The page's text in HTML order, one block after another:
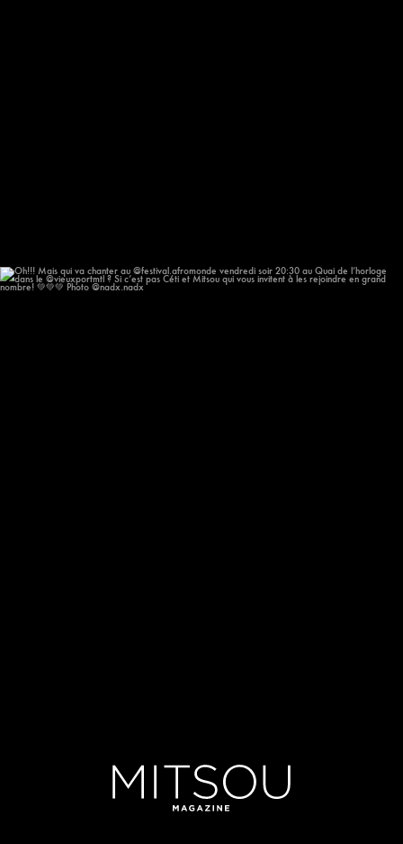
Oh!!! Mais qui va chanter au @festival.afromonde